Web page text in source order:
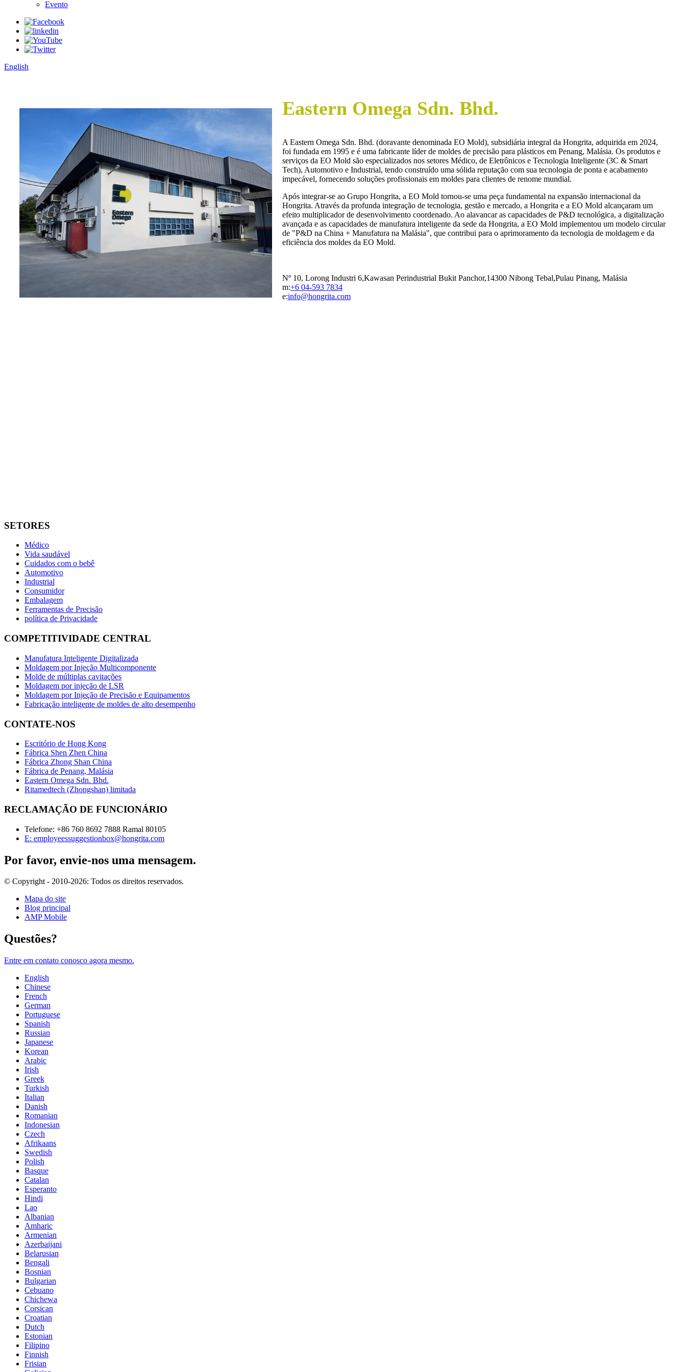
Evento
English
Eastern Omega Sdn. Bhd.
A Eastern Omega Sdn. Bhd. (doravante denominada EO Mold), subsidiária integral da Hongrita, adquirida em 2024,
foi fundada em 1995 e é uma fabricante líder de moldes de precisão para plásticos em Penang, Malásia. Os produtos e
serviços da EO Mold são especializados nos setores Médico, de Eletrônicos e Tecnologia Inteligente (3C & Smart
Tech), Automotivo e Industrial, tendo construído uma sólida reputação com sua tecnologia de ponta e acabamento
impecável, fornecendo soluções profissionais em moldes para clientes de renome mundial.
Após integrar-se ao Grupo Hongrita, a EO Mold tornou-se uma peça fundamental na expansão internacional da
Hongrita. Através da profunda integração de tecnologia, gestão e mercado, a Hongrita e a EO Mold alcançaram um
efeito multiplicador de desenvolvimento coordenado. Ao alavancar as capacidades de P&D tecnológica, a digitalização
avançada e as capacidades de manufatura inteligente da sede da Hongrita, a EO Mold implementou um modelo circular
de "P&D na China + Manufatura na Malásia", que contribui para o aprimoramento da tecnologia de moldagem e da
eficiência dos moldes da EO Mold.
Nº 10, Lorong Industri 6,Kawasan Perindustrial Bukit Panchor,14300 Nibong Tebal,Pulau Pinang, Malásia
m:+6 04-593 7834
e:info@hongrita.com
SETORES
Médico
Vida saudável
Cuidados com o bebê
Automotivo
Industrial
Consumidor
Embalagem
Ferramentas de Precisão
política de Privacidade
COMPETITIVIDADE CENTRAL
Manufatura Inteligente Digitalizada
Moldagem por Injeção Multicomponente
Molde de múltiplas cavitações
Moldagem por injeção de LSR
Moldagem por Injeção de Precisão e Equipamentos
Fabricação inteligente de moldes de alto desempenho
CONTATE-NOS
Escritório de Hong Kong
Fábrica Shen Zhen China
Fábrica Zhong Shan China
Fábrica de Penang, Malásia
Eastern Omega Sdn. Bhd.
Ritamedtech (Zhongshan) limitada
RECLAMAÇÃO DE FUNCIONÁRIO
Telefone: +86 760 8692 7888 Ramal 80105
E: employeessuggestionbox@hongrita.com
Por favor, envie-nos uma mensagem.
© Copyright - 2010-2026: Todos os direitos reservados.
Mapa do site
Blog principal
AMP Mobile
Questões?
Entre em contato conosco agora mesmo.
English
Chinese
French
German
Portuguese
Spanish
Russian
Japanese
Korean
Arabic
Irish
Greek
Turkish
Italian
Danish
Romanian
Indonesian
Czech
Afrikaans
Swedish
Polish
Basque
Catalan
Esperanto
Hindi
Lao
Albanian
Amharic
Armenian
Azerbaijani
Belarusian
Bengali
Bosnian
Bulgarian
Cebuano
Chichewa
Corsican
Croatian
Dutch
Estonian
Filipino
Finnish
Frisian